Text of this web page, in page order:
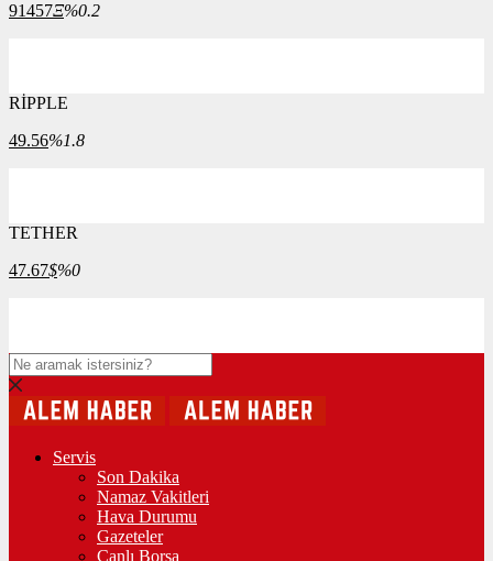
91457Ξ%0.2
RİPPLE
49.56%1.8
TETHER
47.67$%0
Servis
Son Dakika
Namaz Vakitleri
Hava Durumu
Gazeteler
Canlı Borsa